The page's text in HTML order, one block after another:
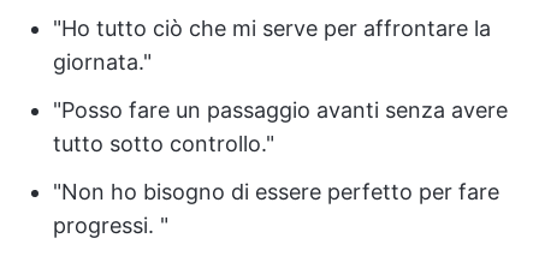
"Ho tutto ciò che mi serve per affrontare la
giornata."
"Posso fare un passaggio avanti senza avere
tutto sotto controllo."
"Non ho bisogno di essere perfetto per fare
progressi. "